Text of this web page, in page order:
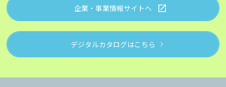
企業・事業情報サイトへ
デジタルカタログはこちら